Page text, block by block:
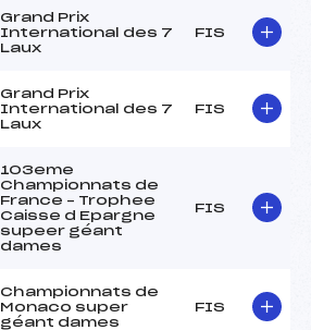
Grand Prix
International des 7
Laux
FIS
Grand Prix
International des 7
Laux
FIS
103eme
Championnats de
France – Trophee
Caisse d Epargne
supeer géant
dames
FIS
Championnats de
Monaco super
géant dames
FIS